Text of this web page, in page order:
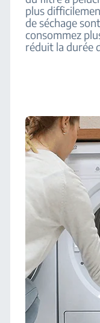
plus
de séchage
consommez
réduit la durée